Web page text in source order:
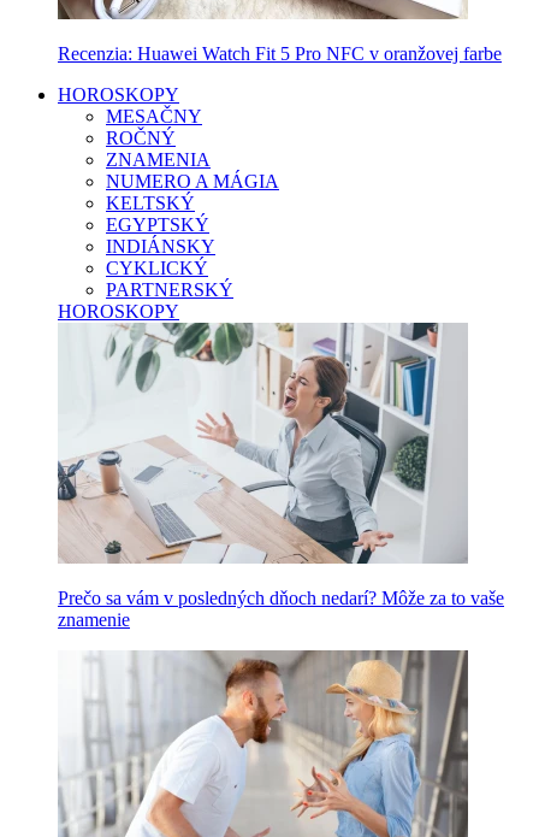
Recenzia: Huawei Watch Fit 5 Pro NFC v oranžovej farbe
HOROSKOPY
MESAČNY
ROČNÝ
ZNAMENIA
NUMERO A MÁGIA
KELTSKÝ
EGYPTSKÝ
INDIÁNSKY
CYKLICKÝ
PARTNERSKÝ
HOROSKOPY
Prečo sa vám v posledných dňoch nedarí? Môže za to vaše
znamenie